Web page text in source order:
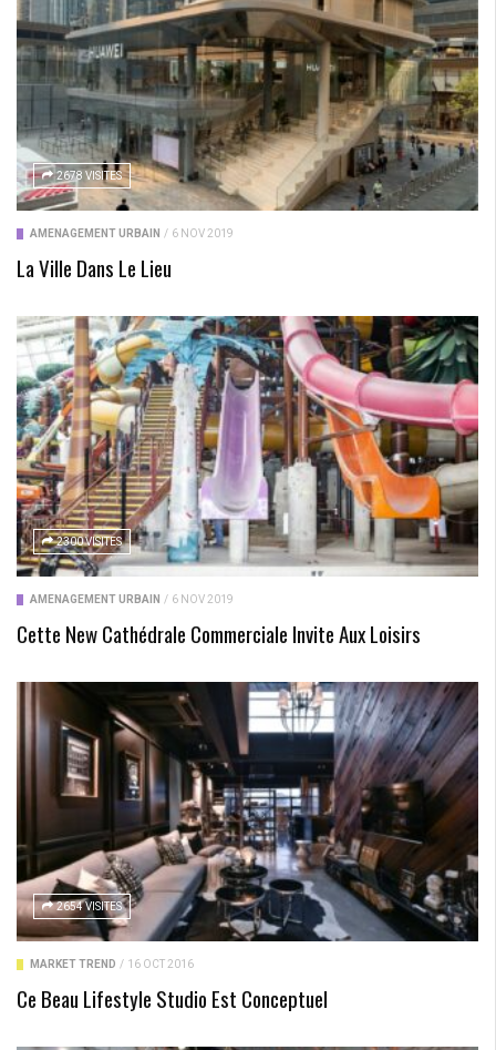
2678 VISITES
AMÉNAGEMENT URBAIN / 6 NOV 2019
La Ville Dans Le Lieu
2300 VISITES
AMÉNAGEMENT URBAIN / 6 NOV 2019
Cette New Cathédrale Commerciale Invite Aux Loisirs
2654 VISITES
MARKET TREND / 16 OCT 2016
Ce Beau Lifestyle Studio Est Conceptuel